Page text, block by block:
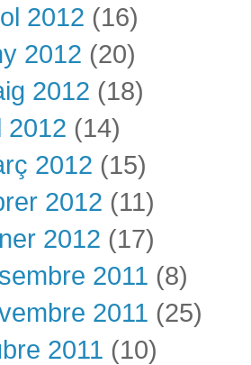
2012 (16)
2012 (20)
2012 (18)
2012 (14)
2012 (15)
2012 (11)
2012 (17)
2011 (8)
2011 (25)
2011 (10)